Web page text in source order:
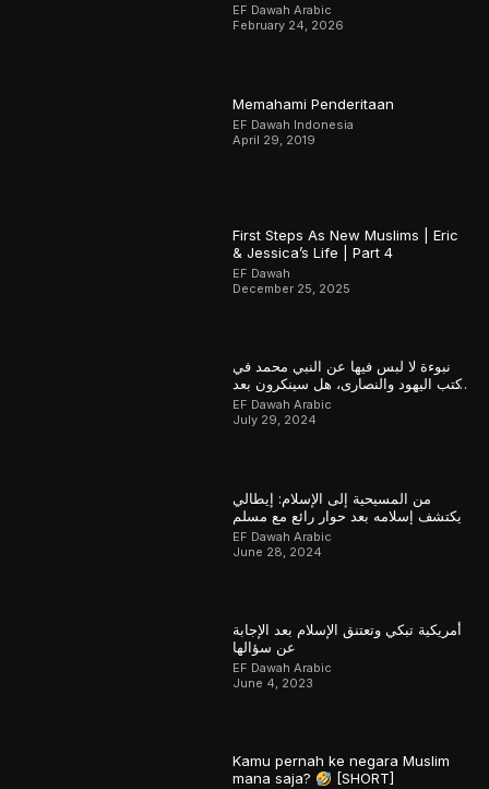
EF Dawah Arabic
February 24, 2026
Memahami Penderitaan
EF Dawah Indonesia
April 29, 2019
First Steps As New Muslims | Eric
& Jessica’s Life | Part 4
EF Dawah
December 25, 2025
نبوءة لا لبس فيها عن النبي محمد في
كتب اليهود والنصارى، هل سينكرون بعد
ذلك؟
EF Dawah Arabic
July 29, 2024
من المسيحية إلى الإسلام: إيطالي
يكتشف إسلامه بعد حوار رائع مع مسلم
EF Dawah Arabic
June 28, 2024
أمريكية تبكي وتعتنق الإسلام بعد الإجابة
عن سؤالها
EF Dawah Arabic
June 4, 2023
Kamu pernah ke negara Muslim
mana saja?
[SHORT]